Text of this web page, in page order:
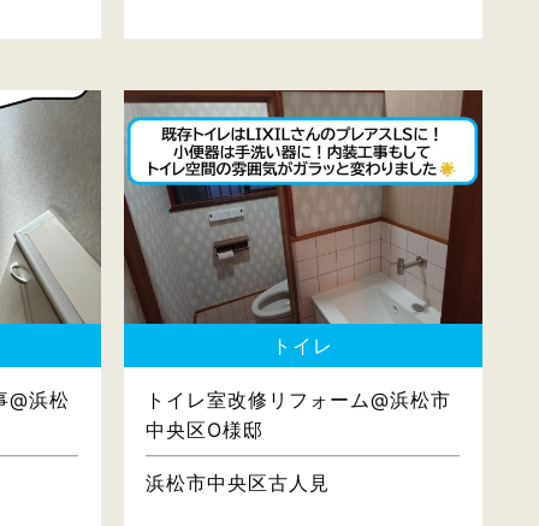
@浜松
トイレ
トイレ室改修リフォーム@浜松市
中央区O様邸
浜松市中央区古人見